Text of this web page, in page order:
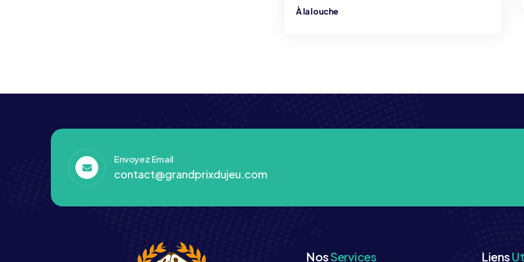
À la louche
Envoyez Email
contact@grandprixdujeu.com
NosServices Liens